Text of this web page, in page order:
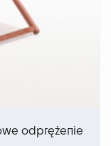
odprężenie